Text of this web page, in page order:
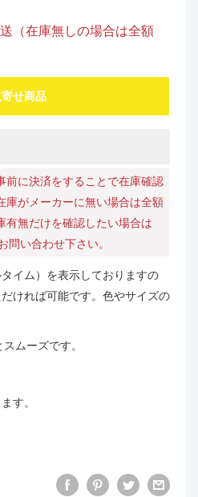
（在庫無しの場合は全額
せ商品
前に決済をすることで在庫確認
庫がメーカーに無い場合は全額
有無だけを確認したい場合は
問い合わせ下さい。
イム）を表示しておりますの
ければ可能です。色やサイズの
ムーズです。
す。